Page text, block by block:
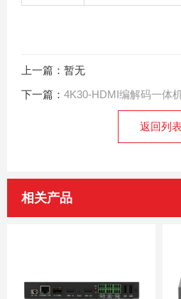
上一篇：暂无
下一篇： 4K30-HDMI编解码一体
返回列
相关产品